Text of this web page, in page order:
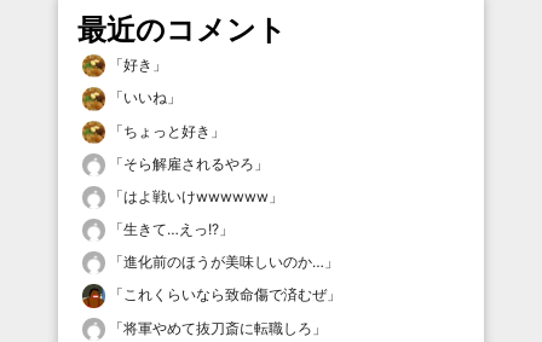
最近のコメント
「好き 」
「いいね 」
「ちょっと好き 」
「そら解雇されるやろ 」
「はよ戦いけwwwwww 」
「生きて…えっ!? 」
「進化前のほうが美味しいのか… 」
「これくらいなら致命傷で済むぜ」
「将軍やめて抜刀斎に転職しろ 」